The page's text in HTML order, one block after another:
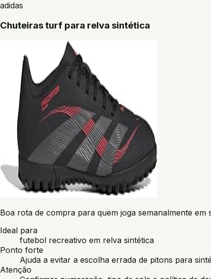
adidas
Chuteiras turf para relva sintética
Boa rota de compra para quem joga semanalmente em
Ideal para
futebol recreativo em relva sintética
Ponto forte
Ajuda a evitar a escolha errada de pitons para
Atenção